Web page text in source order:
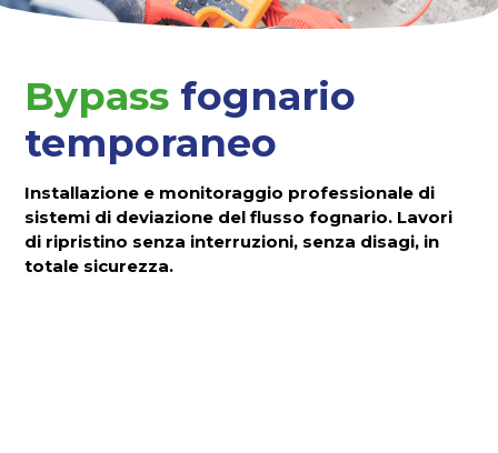
Bypass fognario
temporaneo
Installazione e monitoraggio professionale di
sistemi di deviazione del flusso fognario. Lavori
di ripristino senza interruzioni, senza disagi, in
totale sicurezza.